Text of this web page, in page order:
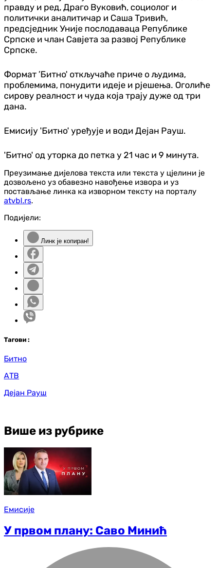
правду и ред, Драго Вуковић, социолог и
политички аналитичар и Саша Тривић,
предсједник Уније послодаваца Републике
Српске и члан Савјета за развој Републике
Српске.
Формат ’Битно' откључаће приче о људима,
проблемима, понудити идеје и рјешења. Оголиће
сирову реалност и чуда која трају дуже од три
дана.
Емисију 'Битно' уређује и води Дејан Рауш.
'Битно' од уторка до петка у 21 час и 9 минута.
Преузимање дијелова текста или текста у цјелини је
дозвољено уз обавезно навођење извора и уз
постављање линка ка изворном тексту на порталу
atvbl.rs.
Подијели:
Линк је копиран!
Тагови :
Битно
АТВ
Дејан Рауш
Више из рубрике
Емисије
У првом плану: Саво Минић